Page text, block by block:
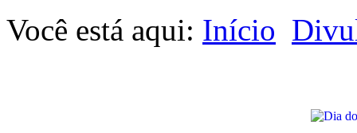
Você está aqui: Início